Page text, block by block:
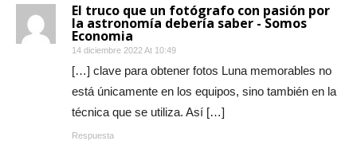
El truco que un fotógrafo con pasión por
la astronomía debería saber - Somos
Economia
14 diciembre 2022 At 10:49
[…] clave para obtener fotos Luna memorables no
está únicamente en los equipos, sino también en la
técnica que se utiliza. Así […]
Respuesta